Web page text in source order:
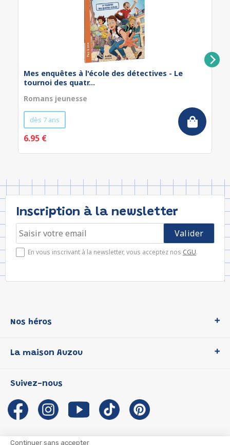
Continuer sans accepter
Mes enquêtes à l'école des détectives - Le
tournoi des quatr...
Romans jeunesse
dès 7 ans
6.95 €
Inscription à la newsletter
En vous inscrivant à la newsletter, vous acceptez nos CGU.
Nos héros
P'tit Loup
Les Influenceuses
Migali
Petite Taupe
La maison Auzou
Notre histoire
Auzou s'engage
Auteurs et illustrateurs Auzou
Suivez-nous